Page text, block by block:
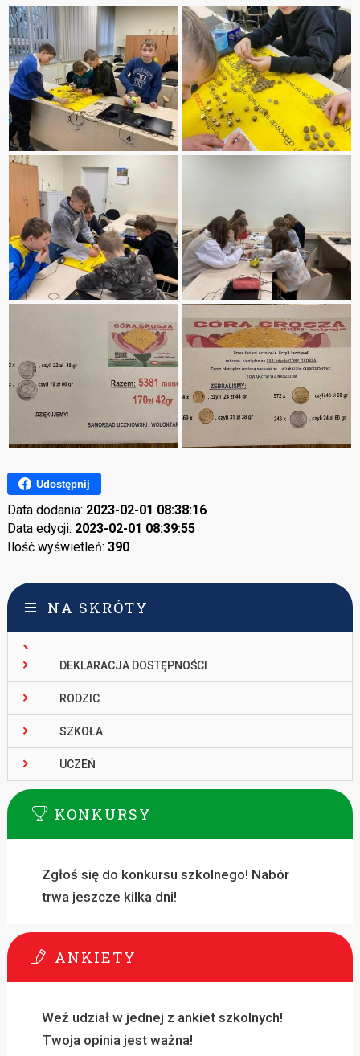
Udostępnij
Data dodania: 2023-02-01 08:38:16
Data edycji: 2023-02-01 08:39:55
Ilość wyświetleń: 390
NA SKRÓTY
DEKLARACJA DOSTĘPNOŚCI
RODZIC
SZKOŁA
UCZEŃ
KONKURSY
Zgłoś się do konkursu szkolnego! Nabór
trwa jeszcze kilka dni!
ANKIETY
Weź udział w jednej z ankiet szkolnych!
Twoja opinia jest ważna!